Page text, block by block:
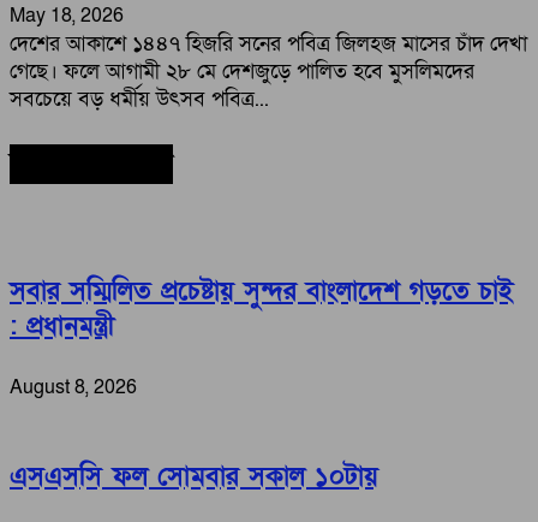
May 18, 2026
দেশের আকাশে ১৪৪৭ হিজরি সনের পবিত্র জিলহজ মাসের চাঁদ দেখা
গেছে। ফলে আগামী ২৮ মে দেশজুড়ে পালিত হবে মুসলিমদের
সবচেয়ে বড় ধর্মীয় উৎসব পবিত্র...
সবার সম্মিলিত প্রচেষ্টায় সুন্দর বাংলাদেশ গড়তে চাই
: প্রধানমন্ত্রী
August 8, 2026
এসএসসি ফল সোমবার সকাল ১০টায়